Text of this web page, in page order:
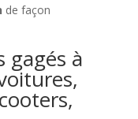
de façon
gagés à